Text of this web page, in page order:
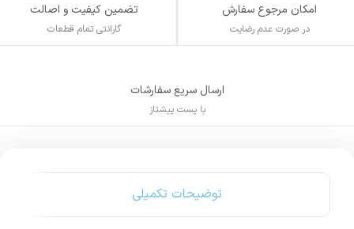
امکان مرجوع سفارش
در صورت عدم رضایت
تضمین کیفیت و اصالت
گارانتی تمام قطعات
ارسال سریع سفارشات
با پست پیشتاز
توضیحات تکمیلی